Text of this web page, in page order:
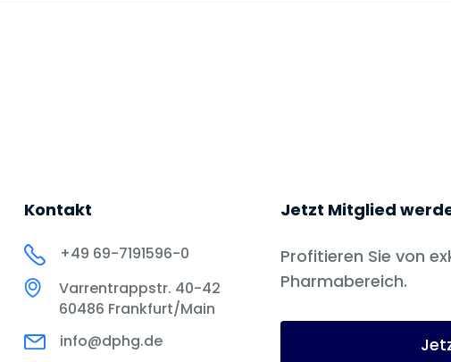
Kontakt
+49 69-7191596-0
Varrentrappstr. 40-42
60486 Frankfurt/Main
info@dphg.de
Jetzt Mitglied
Profitieren Sie von
Pharmabereich.